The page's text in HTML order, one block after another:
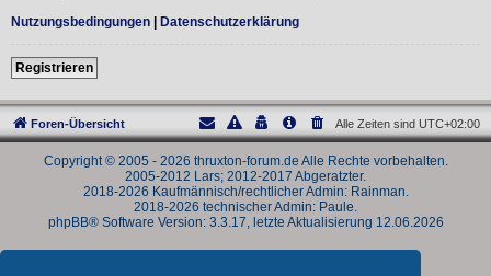
Nutzungsbedingungen | Datenschutzerklärung
Registrieren
Foren-Übersicht Alle Zeiten sind UTC+02:00
Copyright © 2005 - 2026 thruxton-forum.de Alle Rechte vorbehalten.
2005-2012 Lars; 2012-2017 Abgeratzter.
2018-2026 Kaufmännisch/rechtlicher Admin: Rainman.
2018-2026 technischer Admin: Paule.
phpBB® Software Version: 3.3.17, letzte Aktualisierung 12.06.2026